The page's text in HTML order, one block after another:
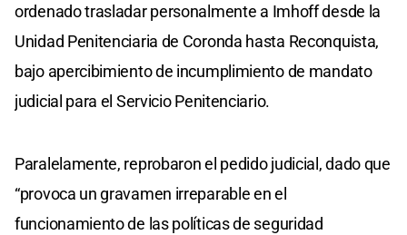
ordenado trasladar personalmente a Imhoff desde la
Unidad Penitenciaria de Coronda hasta Reconquista,
bajo apercibimiento de incumplimiento de mandato
judicial para el Servicio Penitenciario.
Paralelamente, reprobaron el pedido judicial, dado que
“provoca un gravamen irreparable en el
funcionamiento de las políticas de seguridad